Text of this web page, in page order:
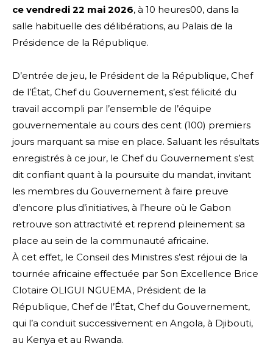
ce vendredi 22 mai 2026, à 10 heures00, dans la
salle habituelle des délibérations, au Palais de la
Présidence de la République.
D’entrée de jeu, le Président de la République, Chef
de l’État, Chef du Gouvernement, s’est félicité du
travail accompli par l’ensemble de l’équipe
gouvernementale au cours des cent (100) premiers
jours marquant sa mise en place. Saluant les résultats
enregistrés à ce jour, le Chef du Gouvernement s’est
dit confiant quant à la poursuite du mandat, invitant
les membres du Gouvernement à faire preuve
d’encore plus d’initiatives, à l’heure où le Gabon
retrouve son attractivité et reprend pleinement sa
place au sein de la communauté africaine.
À cet effet, le Conseil des Ministres s’est réjoui de la
tournée africaine effectuée par Son Excellence Brice
Clotaire OLIGUI NGUEMA, Président de la
République, Chef de l’État, Chef du Gouvernement,
qui l’a conduit successivement en Angola, à Djibouti,
au Kenya et au Rwanda.